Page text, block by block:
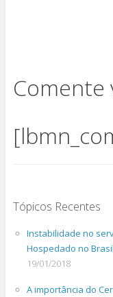
Comente
Tópicos Recentes
Instabilidade no
Hospedado no Brasil
19/01/2018
A importância do